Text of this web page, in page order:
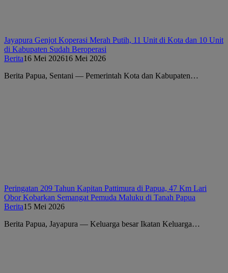
Jayapura Genjot Koperasi Merah Putih, 11 Unit di Kota dan 10 Unit
di Kabupaten Sudah Beroperasi
Berita16 Mei 202616 Mei 2026
Berita Papua, Sentani — Pemerintah Kota dan Kabupaten…
Peringatan 209 Tahun Kapitan Pattimura di Papua, 47 Km Lari
Obor Kobarkan Semangat Pemuda Maluku di Tanah Papua
Berita15 Mei 2026
Berita Papua, Jayapura — Keluarga besar Ikatan Keluarga…